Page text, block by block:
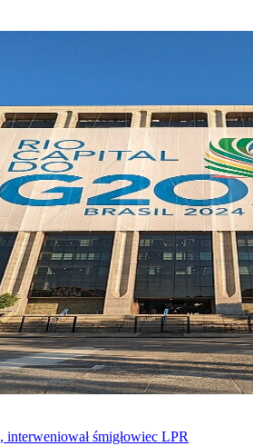
śmigłowiec LPR